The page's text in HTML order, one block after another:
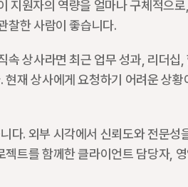
지원자의 역량을 얼마나 구체적으
찰한 사람이 좋습니다.
속 상사라면 최근 업무 성과, 리더십
재 상사에게 요청하기 어려운 상
다. 외부 시각에서 신뢰도와 전문
트를 함께한 클라이언트 담당자,